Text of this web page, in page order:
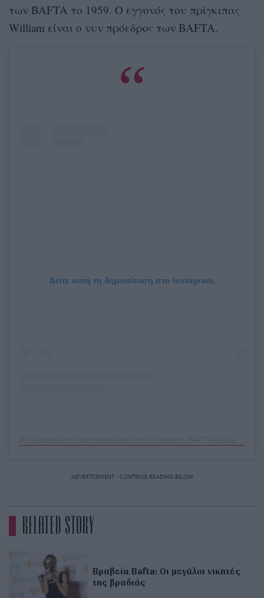
των BAFTA το 1959. Ο εγγονός του πρίγκιπας
William είναι ο νυν πρόεδρος των BAFTA.
Δείτε αυτή τη δημοσίευση στο Instagram.
ADVERTISEMENT - CONTINUE READING BELOW
RELATED STORY
Βραβεία Bafta: Οι μεγάλοι νικητές
της βραδιάς